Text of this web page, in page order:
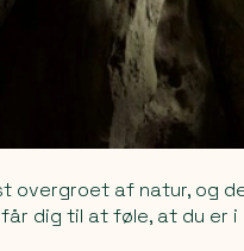
overgroet af natur, og
dig til at føle, at du er i